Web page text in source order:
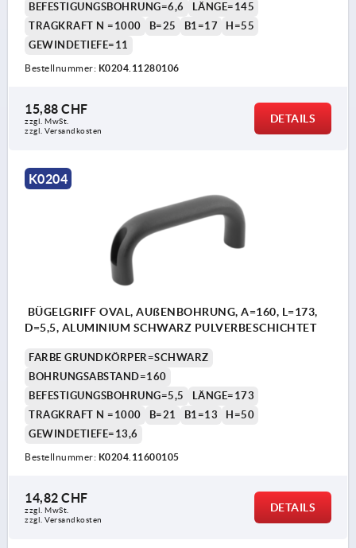
BEFESTIGUNGSBOHRUNG=6,6
LÄNGE=145
TRAGKRAFT N =1000
B=25 B1=17
H=55
GEWINDETIEFE=11
Bestellnummer: K0204.11280106
15,88 CHF
zzgl. MwSt.
zzgl. Versandkosten
DETAILS
K0204
BÜGELGRIFF OVAL, AUßENBOHRUNG, A=160, L=173,
D=5,5, ALUMINIUM SCHWARZ PULVERBESCHICHTET
FARBE GRUNDKÖRPER=SCHWARZ
BOHRUNGSABSTAND=160
BEFESTIGUNGSBOHRUNG=5,5
LÄNGE=173
TRAGKRAFT N =1000
B=21 B1=13
H=50
GEWINDETIEFE=13,6
Bestellnummer: K0204.11600105
14,82 CHF
zzgl. MwSt.
zzgl. Versandkosten
DETAILS